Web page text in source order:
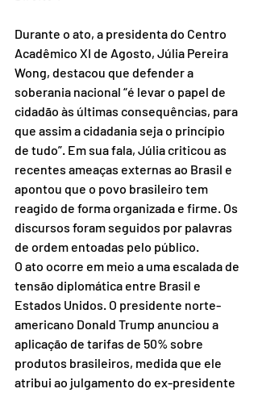
Durante o ato, a presidenta do Centro
Acadêmico XI de Agosto, Júlia Pereira
Wong, destacou que defender a
soberania nacional “é levar o papel de
cidadão às últimas consequências, para
que assim a cidadania seja o princípio
de tudo”. Em sua fala, Júlia criticou as
recentes ameaças externas ao Brasil e
apontou que o povo brasileiro tem
reagido de forma organizada e firme. Os
discursos foram seguidos por palavras
de ordem entoadas pelo público.
O ato ocorre em meio a uma escalada de
tensão diplomática entre Brasil e
Estados Unidos. O presidente norte-
americano Donald Trump anunciou a
aplicação de tarifas de 50% sobre
produtos brasileiros, medida que ele
atribui ao julgamento do ex-presidente